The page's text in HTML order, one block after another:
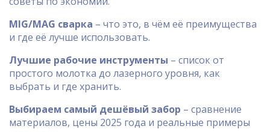
MIG/MAG сварка – что это, в чём её преимущества
и где её лучше использовать.
Лучшие рабочие инструменты – список от
простого молотка до лазерного уровня, как
выбрать и где хранить.
Выбираем самый дешёвый забор – сравнение
материалов, цены 2025 года и реальные примеры